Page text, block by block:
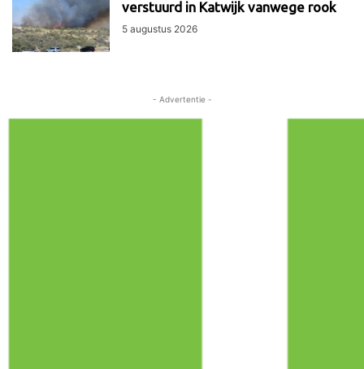
verstuurd in Katwijk vanwege rook
5 augustus 2026
- Advertentie -